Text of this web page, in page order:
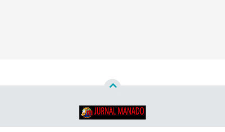
Copyright ©2026Jurnal Manado - Santun & Terpercaya™